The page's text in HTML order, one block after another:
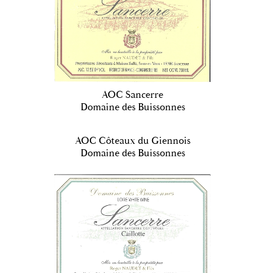
AOC Sancerre
Domaine des Buissonnes
AOC Côteaux du Giennois
Domaine des Buissonnes